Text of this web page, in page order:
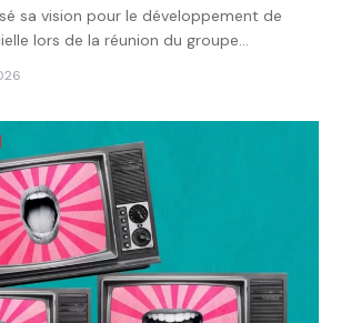
sa vision pour le développement de
lors de la réunion du groupe…